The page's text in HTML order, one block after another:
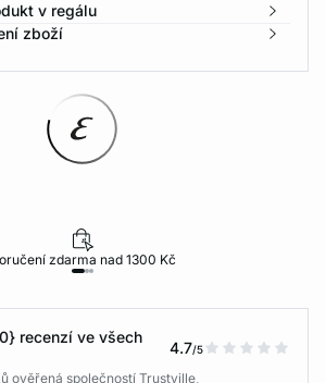
v regálu
zboží
zdarma nad 1300 Kč
recenzí ve všech
4.7/5
ověřená společností Trustville,